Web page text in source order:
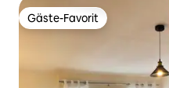
Gäste-Favorit
Gäste-Favorit